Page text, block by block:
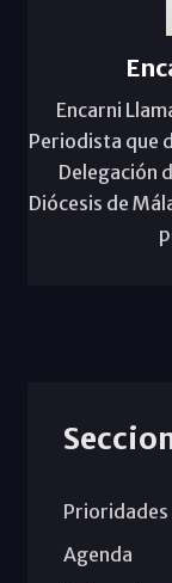
Encarni
Periodista que
Delegación
Diócesis de
Agenda